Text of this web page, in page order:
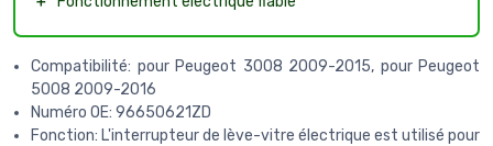
Compatibilité: pour Peugeot 3008 2009-2015, pour Peugeot
5008 2009-2016
Numéro OE: 96650621ZD
Fonction: L'interrupteur de lève-vitre électrique est utilisé pour